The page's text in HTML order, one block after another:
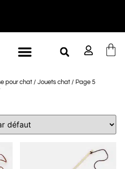
pour chat / Jouets chat / Page 5